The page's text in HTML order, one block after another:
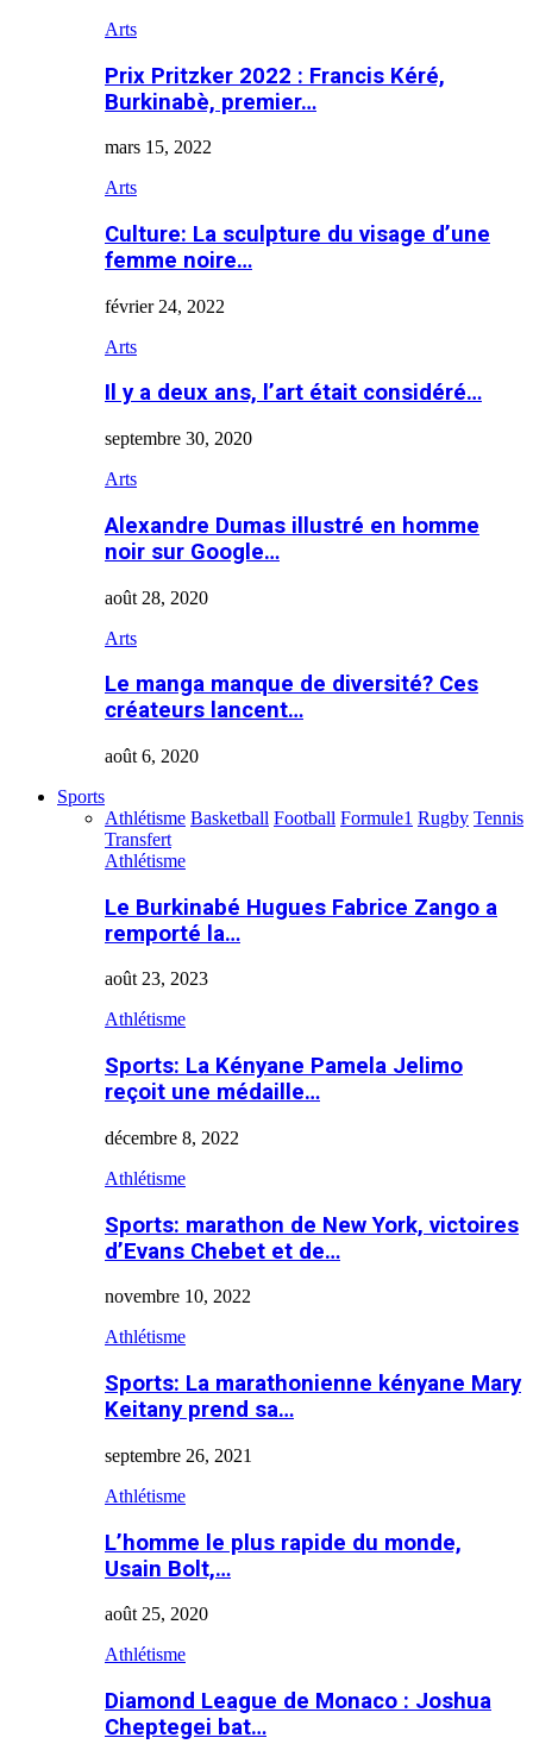
Arts
Prix Pritzker 2022 : Francis Kéré,
Burkinabè, premier…
mars 15, 2022
Arts
Culture: La sculpture du visage d’une
femme noire…
février 24, 2022
Arts
Il y a deux ans, l’art était considéré…
septembre 30, 2020
Arts
Alexandre Dumas illustré en homme
noir sur Google…
août 28, 2020
Arts
Le manga manque de diversité? Ces
créateurs lancent…
août 6, 2020
Sports
Athlétisme Basketball Football Formule1 Rugby Tennis
Transfert
Athlétisme
Le Burkinabé Hugues Fabrice Zango a
remporté la…
août 23, 2023
Athlétisme
Sports: La Kényane Pamela Jelimo
reçoit une médaille…
décembre 8, 2022
Athlétisme
Sports: marathon de New York, victoires
d’Evans Chebet et de…
novembre 10, 2022
Athlétisme
Sports: La marathonienne kényane Mary
Keitany prend sa…
septembre 26, 2021
Athlétisme
L’homme le plus rapide du monde,
Usain Bolt,…
août 25, 2020
Athlétisme
Diamond League de Monaco : Joshua
Cheptegei bat…